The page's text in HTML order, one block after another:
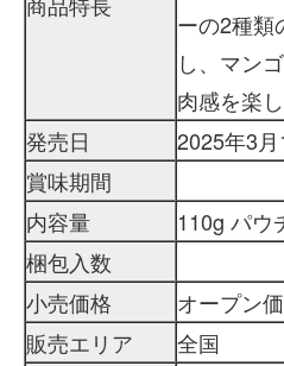
ーの2種類
し、マン
肉感を楽
発売日
2025年3月
賞味期間
内容量
110g パウ
梱包入数
小売価格
オープン
販売エリア
全国